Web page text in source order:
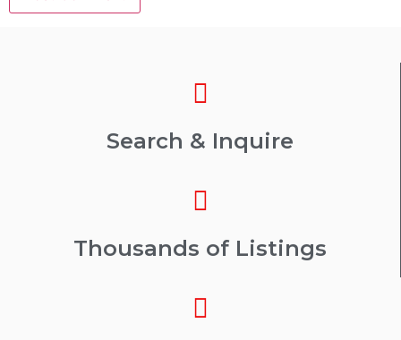
Search & Inquire
Thousands of Listings